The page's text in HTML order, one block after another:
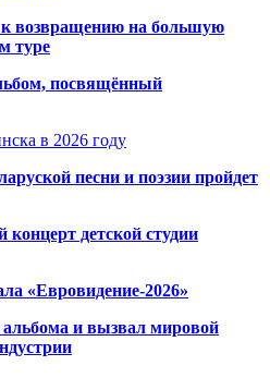
к возвращению на большую
туре
посвящённый
в 2026 году
песни и поэзии пройдет
детской студии
«Евровидение-2026»
и вызвал мировой